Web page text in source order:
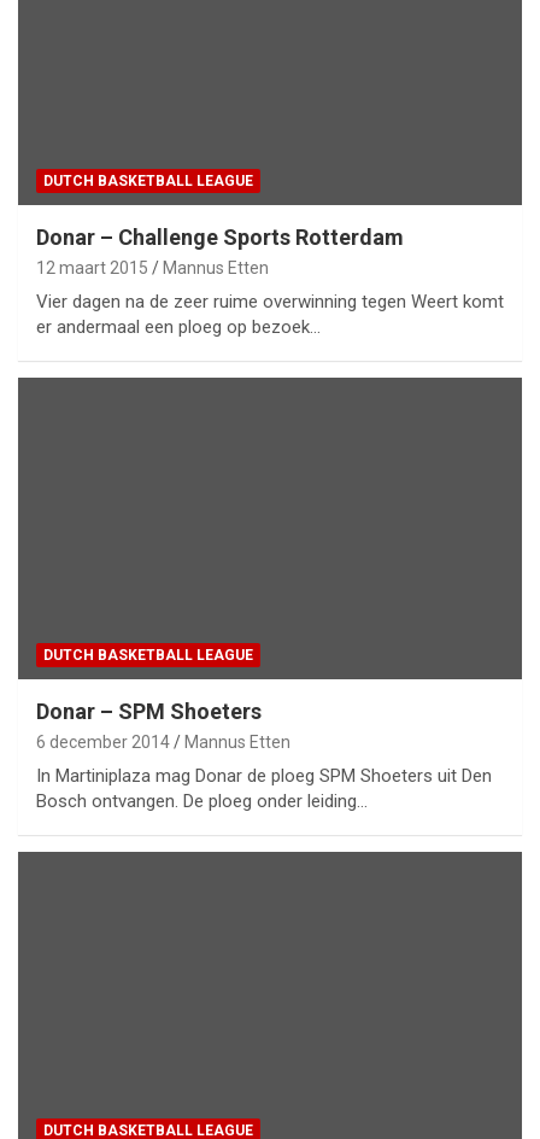
DUTCH BASKETBALL LEAGUE
Donar – Challenge Sports Rotterdam
12 maart 2015 Mannus Etten
Vier dagen na de zeer ruime overwinning tegen Weert komt
er andermaal een ploeg op bezoek…
DUTCH BASKETBALL LEAGUE
Donar – SPM Shoeters
6 december 2014 Mannus Etten
In Martiniplaza mag Donar de ploeg SPM Shoeters uit Den
Bosch ontvangen. De ploeg onder leiding…
DUTCH BASKETBALL LEAGUE